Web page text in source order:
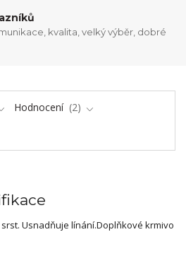
kvalita, velký výběr, dobré
Hodnocení
2
Usnadňuje línání.Doplňkové krmivo